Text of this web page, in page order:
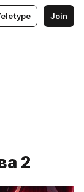
Join
2